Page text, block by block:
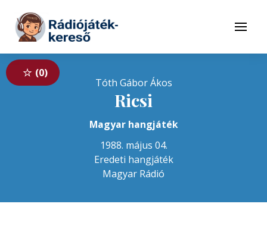
Tovább a tartalomhoz
Menü
0
Tóth Gábor Ákos
Ricsi
Magyar hangjáték
1988. május 04.
Eredeti hangjáték
Magyar Rádió